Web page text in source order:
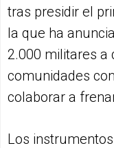
tras presidir el
la que ha
2.000 militares a
comunidades
colaborar a
Los